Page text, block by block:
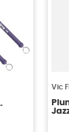
Vic